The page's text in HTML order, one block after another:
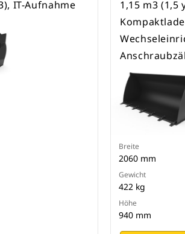
IT-Aufnahme
1,15 m3 (1,5
Breite
2060 mm
Gewicht
422 kg
Höhe
940 mm